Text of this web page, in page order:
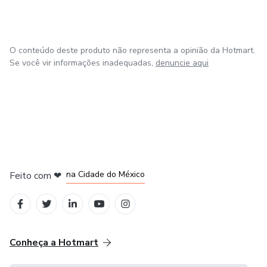
O conteúdo deste produto não representa a opinião da Hotmart.
Se você vir informações inadequadas, denuncie aqui
Feito com ❤ na Cidade do México
Conheça a Hotmart